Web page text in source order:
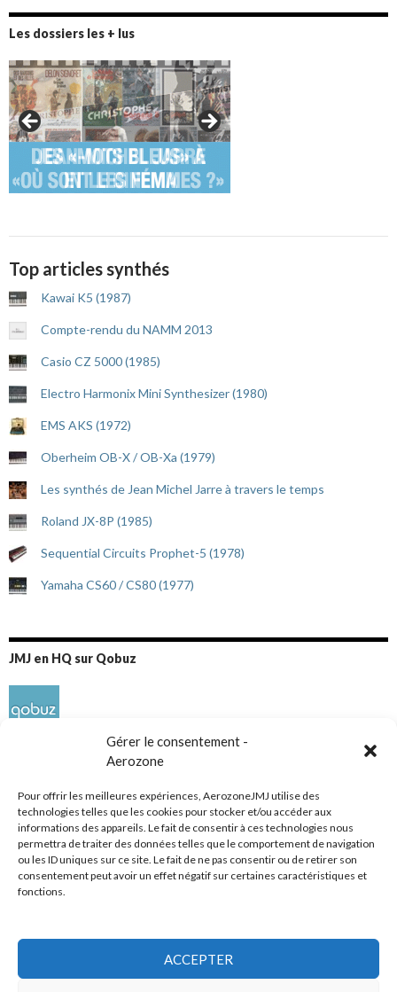
Gérer le consentement -
Aerozone
Pour offrir les meilleures expériences, AerozoneJMJ utilise des
technologies telles que les cookies pour stocker et/ou accéder aux
informations des appareils. Le fait de consentir à ces technologies nous
permettra de traiter des données telles que le comportement de navigation
ou les ID uniques sur ce site. Le fait de ne pas consentir ou de retirer son
consentement peut avoir un effet négatif sur certaines caractéristiques et
fonctions.
ACCEPTER
Les dossiers les + lus
Top articles synthés
Kawai K5 (1987)
Compte-rendu du NAMM 2013
Casio CZ 5000 (1985)
Electro Harmonix Mini Synthesizer (1980)
EMS AKS (1972)
Oberheim OB-X / OB-Xa (1979)
Les synthés de Jean Michel Jarre à travers le temps
Roland JX-8P (1985)
Sequential Circuits Prophet-5 (1978)
Yamaha CS60 / CS80 (1977)
JMJ en HQ sur Qobuz
Réseaux sociaux